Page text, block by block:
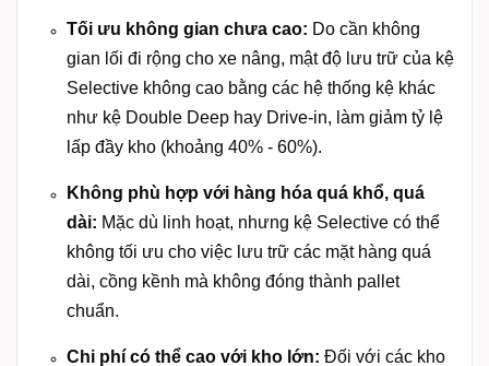
Tối ưu không gian chưa cao: Do cần không
gian lối đi rộng cho xe nâng, mật độ lưu trữ của kệ
Selective không cao bằng các hệ thống kệ khác
như kệ Double Deep hay Drive-in, làm giảm tỷ lệ
lấp đầy kho (khoảng 40% - 60%).
Không phù hợp với hàng hóa quá khổ, quá
dài: Mặc dù linh hoạt, nhưng kệ Selective có thể
không tối ưu cho việc lưu trữ các mặt hàng quá
dài, cồng kềnh mà không đóng thành pallet
chuẩn.
Chi phí có thể cao với kho lớn: Đối với các kho